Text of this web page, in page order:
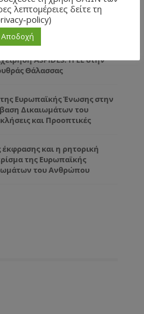
Ιστορική Ανασκόπηση και
ASPIDES: Η ΕΕ στην
Θάλασσας
Ευρωπαϊκής Ένωσης στην
Δικαιωμάτων του
και Προοπτικές
έκφρασης και η ρητορική
της Ευρωπαϊκής
του Ανθρώπου
λεπτομέρειες δείτε τη
policy)
Αποδοχή